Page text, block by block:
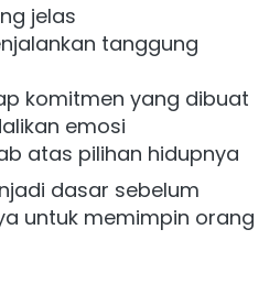
jelas
tanggung
komitmen yang dibuat
emosi
atas pilihan hidupnya
dasar sebelum
untuk memimpin orang